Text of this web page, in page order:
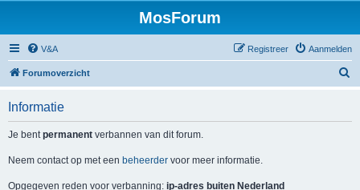
MosForum
V&A Aanmelden
Registreer
Forumoverzicht
Informatie
Je bentpermanent verbannen van dit forum.
Neem contact op met een beheerder voor meer informatie.
Opgegeven reden voor verbanning: ip-adres buiten Nederland